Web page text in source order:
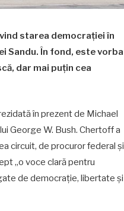
starea democrației în
Sandu. În fond, este vorba
dar mai puțin cea
în prezent de Michael
George W. Bush. Chertoff a
circuit, de procuror federal și
„o voce clară pentru
de democrație, libertate și